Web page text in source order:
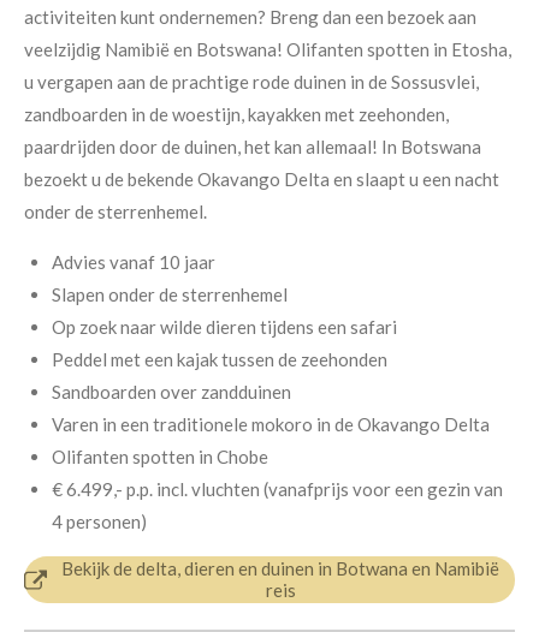
activiteiten kunt ondernemen? Breng dan een bezoek aan
veelzijdig Namibië en Botswana! Olifanten spotten in Etosha,
u vergapen aan de prachtige rode duinen in de Sossusvlei,
zandboarden in de woestijn, kayakken met zeehonden,
paardrijden door de duinen, het kan allemaal! In Botswana
bezoekt u de bekende Okavango Delta en slaapt u een nacht
onder de sterrenhemel.
Advies vanaf 10 jaar
Slapen onder de sterrenhemel
Op zoek naar wilde dieren tijdens een safari
Peddel met een kajak tussen de zeehonden
Sandboarden over zandduinen
Varen in een traditionele mokoro in de Okavango Delta
Olifanten spotten in Chobe
€ 6.499,- p.p. incl. vluchten (vanafprijs voor een gezin van
4 personen)
Bekijk de delta, dieren en duinen in Botwana en Namibië
reis